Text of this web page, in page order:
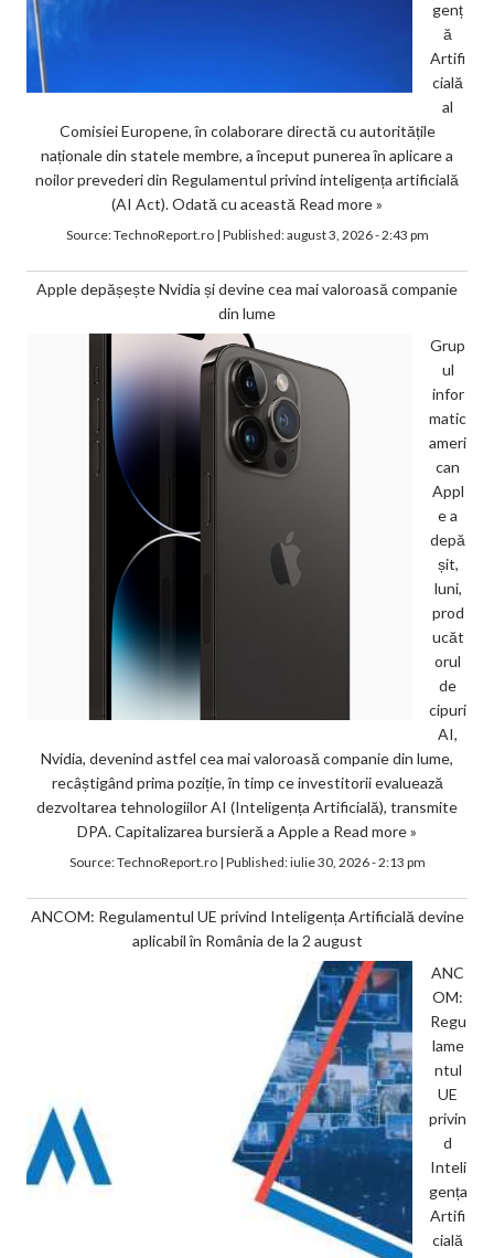
genț
ă
Artifi
cială
al
Comisiei Europene, în colaborare directă cu autoritățile
naționale din statele membre, a început punerea în aplicare a
noilor prevederi din Regulamentul privind inteligența artificială
(AI Act). Odată cu această Read more »
Source:TechnoReport.ro| Published:august 3, 2026 - 2:43 pm
Apple depășește Nvidia și devine cea mai valoroasă companie
din lume
Grup
ul
infor
matic
ameri
can
Appl
e a
depă
șit,
luni,
prod
ucăt
orul
de
cipuri
AI,
Nvidia, devenind astfel cea mai valoroasă companie din lume,
recâștigând prima poziție, în timp ce investitorii evaluează
dezvoltarea tehnologiilor AI (Inteligența Artificială), transmite
DPA. Capitalizarea bursieră a Apple a Read more »
Source:TechnoReport.ro| Published:iulie 30, 2026 - 2:13 pm
ANCOM: Regulamentul UE privind Inteligența Artificială devine
aplicabil în România de la 2 august
ANC
OM:
Regu
lame
ntul
UE
privin
d
Inteli
gența
Artifi
cială